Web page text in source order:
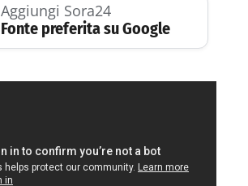
Aggiungi Sora24
Fonte preferita su Google